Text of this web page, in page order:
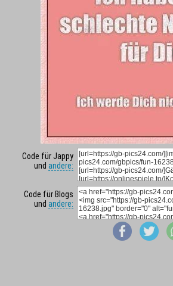
Code für Jappy
und andere:
Code für Blogs
und andere: